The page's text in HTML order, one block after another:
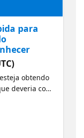
para
obtendo
deveria com
esteja
exagero?
qualquer